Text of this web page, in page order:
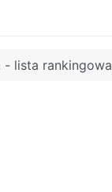
lista rankingowa